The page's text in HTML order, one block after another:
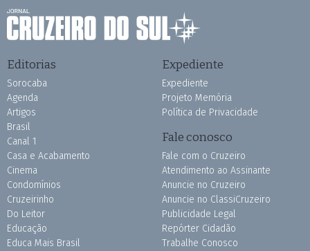
Editorias
Sorocaba
Agenda
Artigos
Brasil
Canal 1
Casa e Acabamento
Cinema
Condomínios
Cruzeirinho
Do Leitor
Educação
Educa Mais Brasil
Expediente
Expediente
Projeto Memória
Política de Privacidade
Fale conosco
Fale com o Cruzeiro
Atendimento ao Assinante
Anuncie no Cruzeiro
Anuncie no ClassiCruzeiro
Publicidade Legal
Repórter Cidadão
Trabalhe Conosco